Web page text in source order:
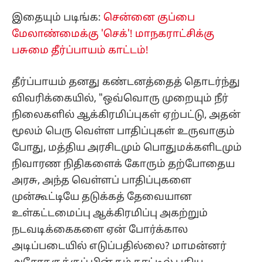
இதையும் படிங்க: சென்னை குப்பை
மேலாண்மைக்கு 'செக்'! மாநகராட்சிக்கு
பசுமை தீர்ப்பாயம் காட்டம்!
தீர்ப்பாயம் தனது கண்டனத்தைத் தொடர்ந்து
விவரிக்கையில், "ஒவ்வொரு முறையும் நீர்
நிலைகளில் ஆக்கிரமிப்புகள் ஏற்பட்டு, அதன்
மூலம் பெரு வெள்ள பாதிப்புகள் உருவாகும்
போது, மத்திய அரசிடமும் பொதுமக்களிடமும்
நிவாரண நிதிகளைக் கோரும் தற்போதைய
அரசு, அந்த வெள்ளப் பாதிப்புகளை
முன்கூட்டியே தடுக்கத் தேவையான
உள்கட்டமைப்பு ஆக்கிரமிப்பு அகற்றும்
நடவடிக்கைகளை ஏன் போர்க்கால
அடிப்படையில் எடுப்பதில்லை? மாமன்னர்